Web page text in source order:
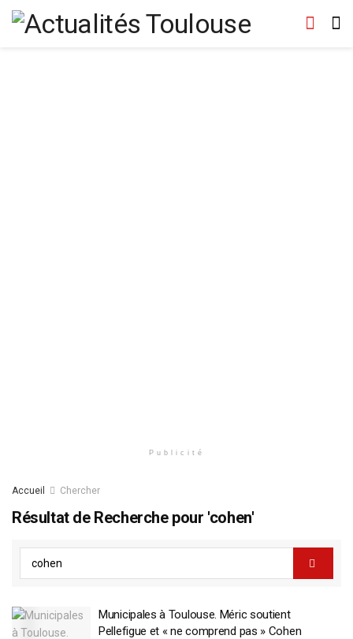
Publicité
Accueil Chercher
Résultat de Recherche pour 'cohen'
Municipales à Toulouse. Méric soutient
Pellefigue et « ne comprend pas » Cohen